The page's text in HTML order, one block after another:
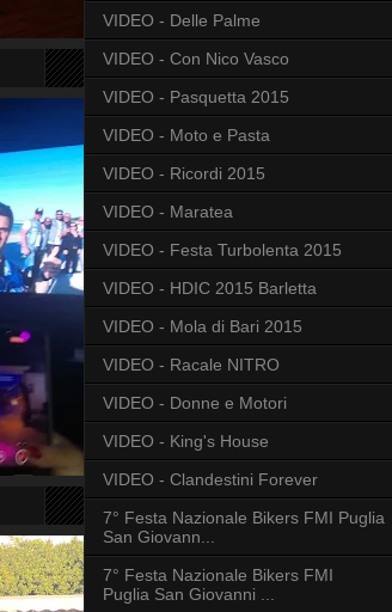
VIDEO - Delle Palme
VIDEO - Con Nico Vasco
VIDEO - Pasquetta 2015
VIDEO - Moto e Pasta
VIDEO - Ricordi 2015
VIDEO - Maratea
VIDEO - Festa Turbolenta 2015
VIDEO - HDIC 2015 Barletta
VIDEO - Mola di Bari 2015
VIDEO - Racale NITRO
VIDEO - Donne e Motori
VIDEO - King's House
VIDEO - Clandestini Forever
7° Festa Nazionale Bikers FMI Puglia
San Giovann...
7° Festa Nazionale Bikers FMI
Puglia San Giovanni ...